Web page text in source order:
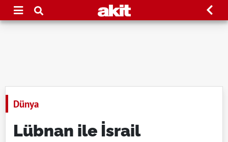
Dünya
Lübnan ile İsrail